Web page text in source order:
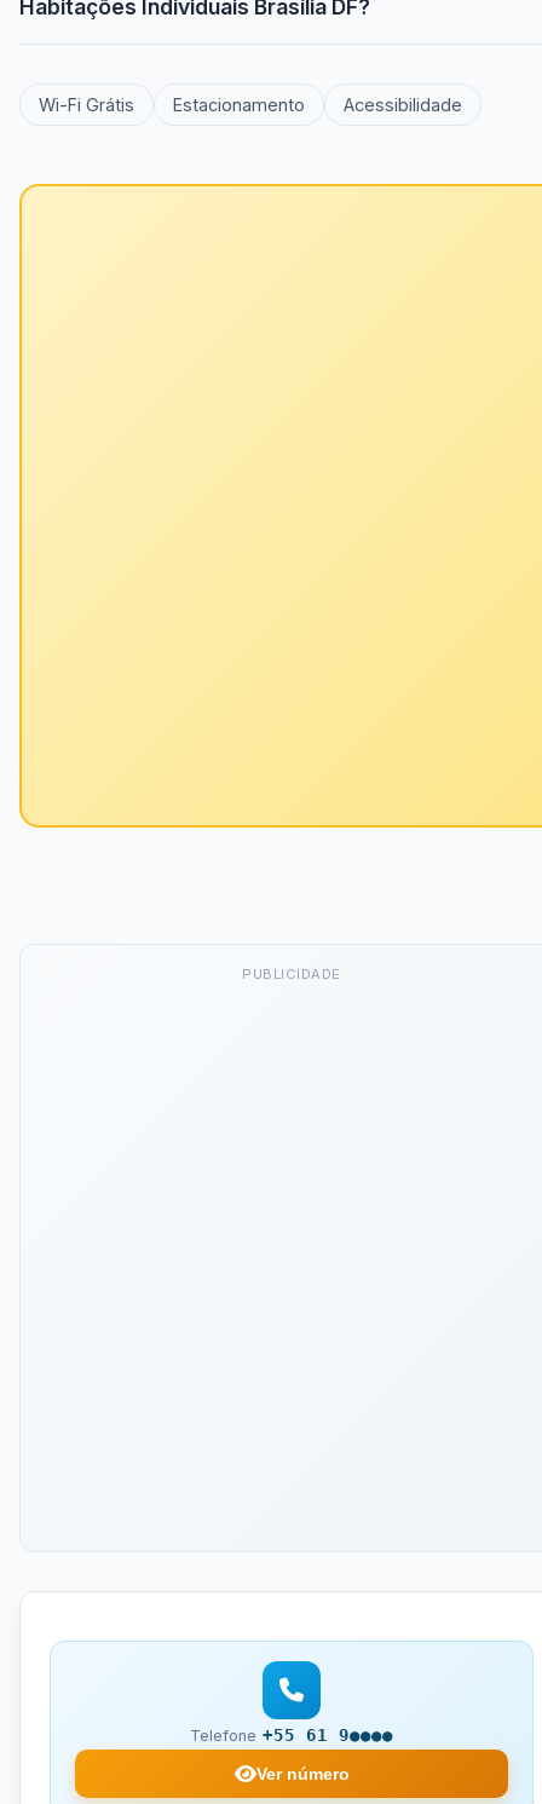
Habitações Individuais Brasília DF?
Wi-Fi Grátis Estacionamento Acessibilidade
PUBLICIDADE
Telefone +55 61 9●●●●
Ver número